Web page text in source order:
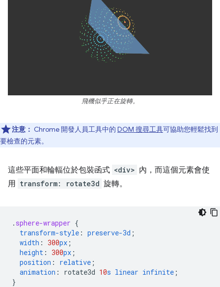
飛機似乎正在旋轉。
注意： Chrome 開發人員工具中的 DOM 搜尋工具可協助您輕鬆找到
要檢查的元素。
這些平面和輪輻位於包裝函式 <div> 內，而這個元素會使
用 transform: rotate3d 旋轉。
. sphere-wrapper {
transform-style : preserve-3d ;
width : 300px ;
height : 300px ;
position : relative ;
animation : rotate3d 10s linear infinite ;
}